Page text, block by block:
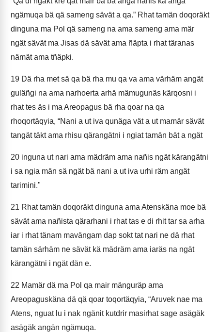
ngämuqa bä qä sameng sävät a qa.” Rhat tamän doqoräkt
dinguna ma Pol qä sameng na ama sameng ama mär
ngät sävät ma Jisas dä sävät ama ñäpta i rhat täranas
nämät ama tñäpki.
19 Dä rha met sä qa bä rha mu qa va ama värhäm angät
guläñgi na ama narhoerta arhä mämugunäs kärqosni i
rhat tes äs i ma Areopagus bä rha qoar na qa
rhoqortäqyia, “Nani a ut iva qunäga vät a ut mamär sävät
tangät täkt ama rhisu qärangätni i ngiat tamän bät a ngät
20 inguna ut nari ama mädräm ama nañis ngät kärangätni
i sa ngia män sä ngät bä nani a ut iva urhi räm angät
tarimini."
21 Rhat tamän doqoräkt dinguna ama Atenskäna moe bä
sävät ama nañista qärarhani i rhat tas e di rhit tar sa arha
iar i rhat tänam mavängam dap sokt tat nari ne dä rhat
tamän särhäm ne sävät kä mädräm ama iaräs na ngät
kärangätni i ngät dän e.
22 Mamär dä ma Pol qa mair mänguräp ama
Areopaguskäna dä qä qoar toqortäqyia, “Aruvek nae ma
Atens, nguat lu i nak ngänit kutdrir masirhat sage asägäk
asägäk angän ngämuqa.